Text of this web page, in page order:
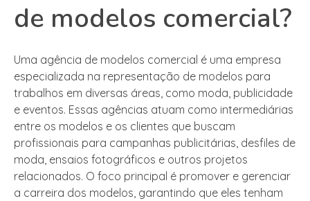
de modelos comercial?
Uma agência de modelos comercial é uma empresa
especializada na representação de modelos para
trabalhos em diversas áreas, como moda, publicidade
e eventos. Essas agências atuam como intermediárias
entre os modelos e os clientes que buscam
profissionais para campanhas publicitárias, desfiles de
moda, ensaios fotográficos e outros projetos
relacionados. O foco principal é promover e gerenciar
a carreira dos modelos, garantindo que eles tenham